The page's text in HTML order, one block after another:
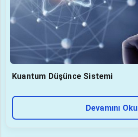
Kuantum Düşünce Sistemi
Devamını Oku